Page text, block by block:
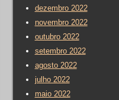
dezembro 2022
novembro 2022
outubro 2022
setembro 2022
agosto 2022
julho 2022
maio 2022